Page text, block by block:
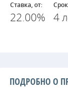
Ставка, от:
22.00% 4
ПОДРОБНО О